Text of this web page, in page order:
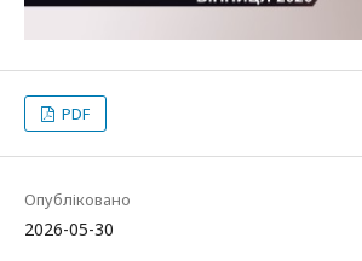
PDF
Опубліковано
2026-05-30